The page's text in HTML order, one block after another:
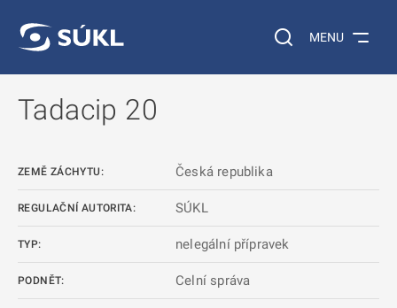
Vyhledávání na
MENU
Tadacip 20
ZEMĚ ZÁCHYTU: Česká republika
REGULAČNÍ AUTORITA: SÚKL
TYP: nelegální přípravek
PODNĚT: Celní správa